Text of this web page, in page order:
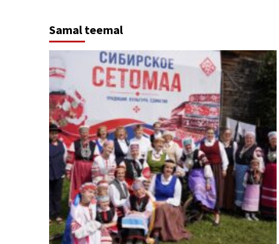
Samal teemal